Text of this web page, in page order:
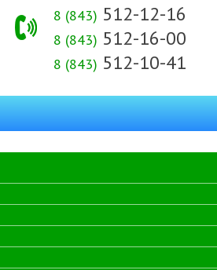
8 (843) 512-12-16
8 (843) 512-16-00
8 (843) 512-10-41